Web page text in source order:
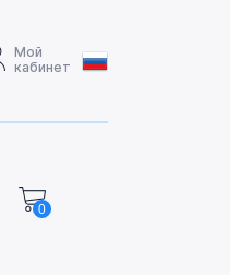
Мой
кабинет
0